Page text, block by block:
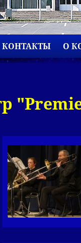
КОНТАКТЫ О